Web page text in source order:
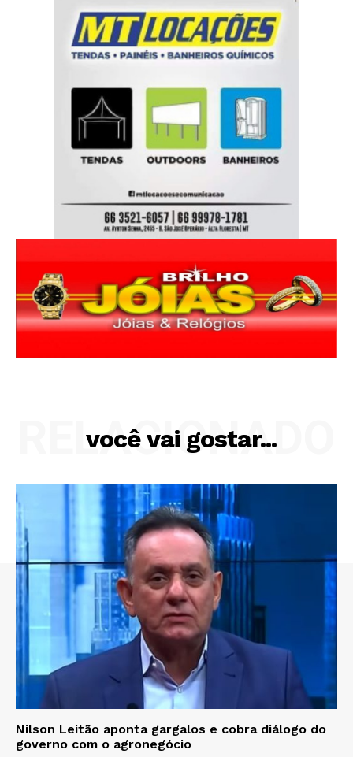
você vai gostar...
RELACIONADO
Nilson Leitão aponta gargalos e cobra diálogo do
governo com o agronegócio